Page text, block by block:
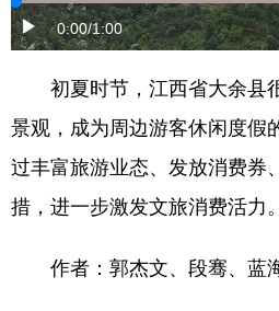
食品 人居
学术中国 乡村振兴
城市 旅游
公益 一带一路
0:00/1:00
初夏时节，江西省大余县
景观，成为周边游客休闲度假
过丰富旅游业态、发放消费券
措，进一步激发文旅消费活力。
作者：郭杰文、段骞、蓝